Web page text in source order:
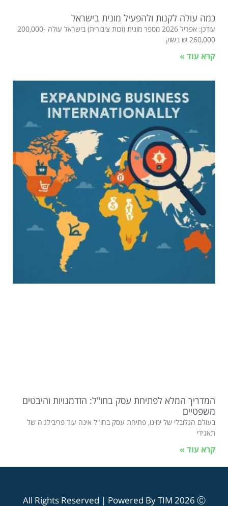
כמה עולה לקנות ולהפעיל מונית בישראל
עודכן: אפריל 2026 מספר מונית (זכות ציבורית) בישראל עולה 200,000-
260,000 ₪ בשוק
קרא עוד »
המדריך המלא לפתיחת עסק בחו"ל: הזדמנויות והיבטים
משפטיים
בעולם הגלובלי של ימינו, פתיחת עסק בחו"ל אינה עוד פריבילגיה של
תאגידי
קרא עוד »
All Rights Reserved | Powered By TIM 2026 Ⓒ